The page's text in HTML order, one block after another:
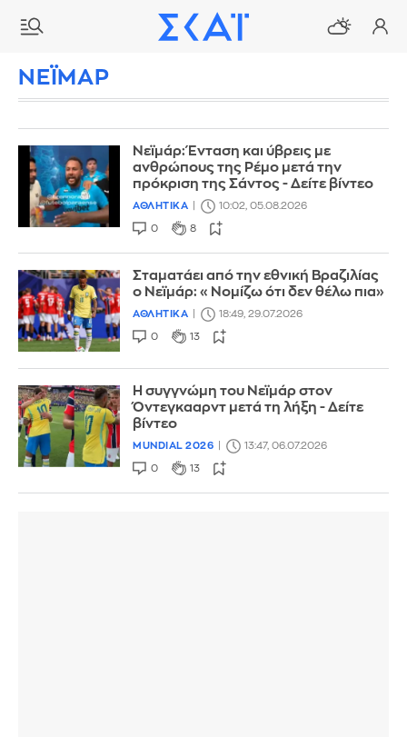
ΝΕΪΜΑΡ
Νεϊμάρ: Ένταση και ύβρεις με
ανθρώπους της Ρέμο μετά την
πρόκριση της Σάντος - Δείτε βίντεο
ΑΘΛΗΤΙΚΑ 10:02, 05.08.2026
0 8
Σταματάει από την εθνική Βραζιλίας
ο Νεϊμάρ: «Νομίζω ότι δεν θέλω πια»
ΑΘΛΗΤΙΚΑ 18:49, 29.07.2026
0 13
Η συγγνώμη του Νεϊμάρ στον
Όντεγκααρντ μετά τη λήξη - Δείτε
βίντεο
MUNDIAL 2026 13:47, 06.07.2026
0 13